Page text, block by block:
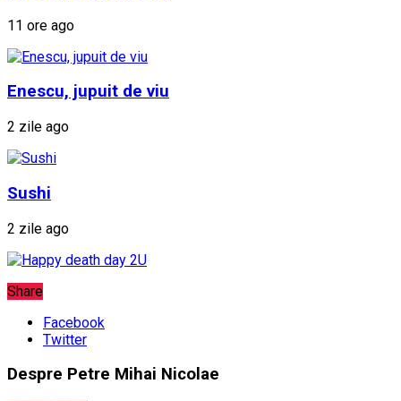
11 ore ago
Enescu, jupuit de viu
2 zile ago
Sushi
2 zile ago
Share
Facebook
Twitter
Despre Petre Mihai Nicolae